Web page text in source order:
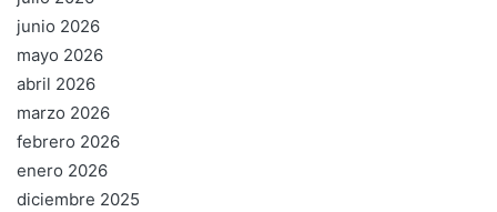
junio 2026
mayo 2026
abril 2026
marzo 2026
febrero 2026
enero 2026
diciembre 2025